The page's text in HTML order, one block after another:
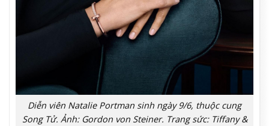
Diễn viên Natalie Portman sinh ngày 9/6, thuộc cung
Song Tử. Ảnh: Gordon von Steiner. Trang sức: Tiffany &